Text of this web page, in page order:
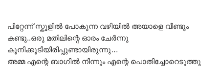
പിറ്റേന്ന് സ്കൂളിൽ പോകുന്ന വഴിയിൽ അയാളെ വീണ്ടും
കണ്ടു..ഒരു മതിലിന്റെ ഓരം ചേർന്നു
കൂനിക്കൂടിയിരിപ്പുണ്ടായിരുന്നു…
അമ്മ എന്റെ ബാഗിൽ നിന്നും എന്റെ പൊതിച്ചോറെടുത്തു